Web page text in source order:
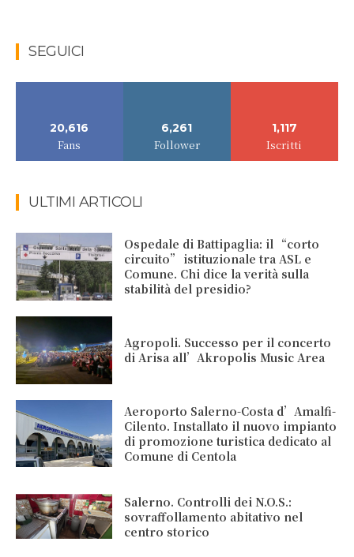
SEGUICI
20,616
Fans
6,261
Follower
1,117
Iscritti
ULTIMI ARTICOLI
Ospedale di Battipaglia: il “corto
circuito” istituzionale tra ASL e
Comune. Chi dice la verità sulla
stabilità del presidio?
Agropoli. Successo per il concerto
di Arisa all’Akropolis Music Area
Aeroporto Salerno-Costa d’Amalfi-
Cilento. Installato il nuovo impianto
di promozione turistica dedicato al
Comune di Centola
Salerno. Controlli dei N.O.S.:
sovraffollamento abitativo nel
centro storico